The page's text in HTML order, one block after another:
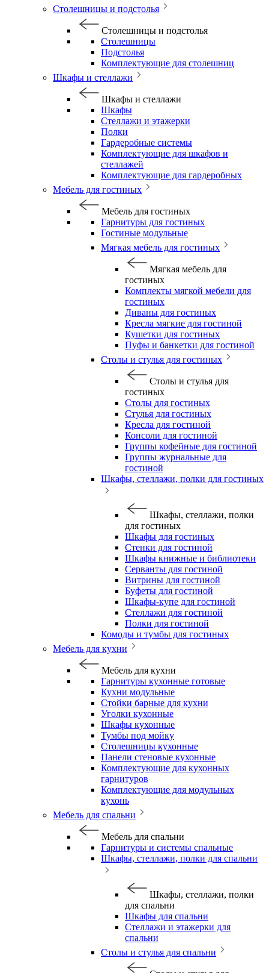
Столешницы и подстолья
Столешницы и подстолья
Столешницы
Подстолья
Комплектующие для столешниц
Шкафы и стеллажи
Шкафы и стеллажи
Шкафы
Стеллажи и этажерки
Полки
Гардеробные системы
Комплектующие для шкафов и
стеллажей
Комплектующие для гардеробных
Мебель для гостиных
Мебель для гостиных
Гарнитуры для гостиных
Гостиные модульные
Мягкая мебель для гостиных
Мягкая мебель для
гостиных
Комплекты мягкой мебели для
гостиных
Диваны для гостиных
Кресла мягкие для гостиной
Кушетки для гостиных
Пуфы и банкетки для гостиной
Столы и стулья для гостиных
Столы и стулья для
гостиных
Столы для гостиных
Стулья для гостиных
Кресла для гостиной
Консоли для гостиной
Группы кофейные для гостиной
Группы журнальные для
гостиной
Шкафы, стеллажи, полки для гостиных
Шкафы, стеллажи, полки
для гостиных
Шкафы для гостиных
Стенки для гостиной
Шкафы книжные и библиотеки
Серванты для гостиной
Витрины для гостиной
Буфеты для гостиной
Шкафы-купе для гостиной
Стеллажи для гостиной
Полки для гостиной
Комоды и тумбы для гостиных
Мебель для кухни
Мебель для кухни
Гарнитуры кухонные готовые
Кухни модульные
Стойки барные для кухни
Уголки кухонные
Шкафы кухонные
Тумбы под мойку
Столешницы кухонные
Панели стеновые кухонные
Комплектующие для кухонных
гарнитуров
Комплектующие для модульных
кухонь
Мебель для спальни
Мебель для спальни
Гарнитуры и системы спальные
Шкафы, стеллажи, полки для спальни
Шкафы, стеллажи, полки
для спальни
Шкафы для спальни
Стеллажи и этажерки для
спальни
Столы и стулья для спальни